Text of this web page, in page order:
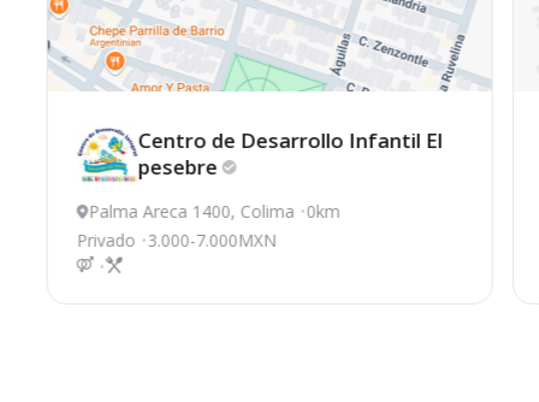
Centro de Desarrollo Infantil El
pesebre
Palma Areca 1400, Colima 0km
Privado 3.000-7.000MXN